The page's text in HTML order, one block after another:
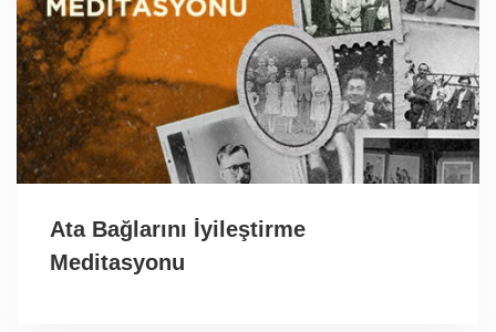
Ata Bağlarını İyileştirme
Meditasyonu